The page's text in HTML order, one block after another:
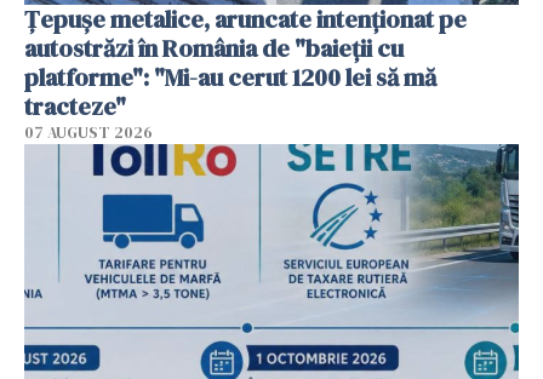
Țepușe metalice, aruncate intenționat pe
autostrăzi în România de "baieții cu
platforme": "Mi-au cerut 1200 lei să mă
tracteze"
07 AUGUST 2026